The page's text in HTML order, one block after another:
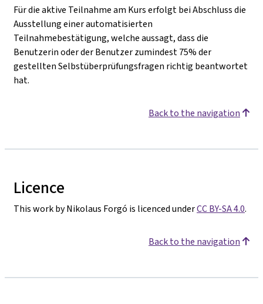
Für die aktive Teilnahme am Kurs erfolgt bei Abschluss die
Ausstellung einer automatisierten
Teilnahmebestätigung, welche aussagt, dass die
Benutzerin oder der Benutzer zumindest 75% der
gestellten Selbstüberprüfungsfragen richtig beantwortet
hat.
Back to the navigation
Licence
This work by Nikolaus Forgó is licenced underCC BY-SA 4.0.
Back to the navigation